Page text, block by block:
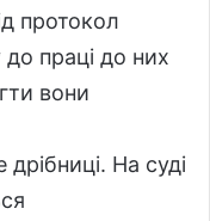
протокол
праці до них
вони
На суді